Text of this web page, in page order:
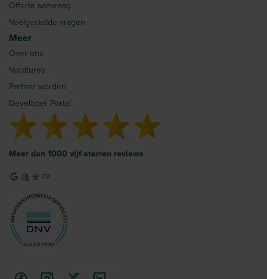
Offerte aanvraag
Veelgestelde vragen
Meer
Over ons
Vacatures
Partner worden
Developer Portal
Meer dan 1000 vijf-sterren reviews